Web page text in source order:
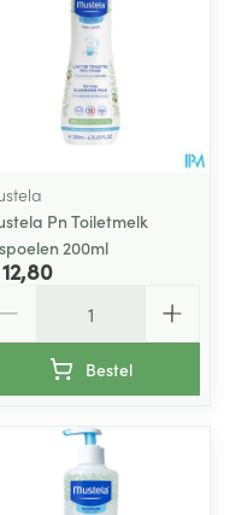
Pn Toiletmelk
200ml
Bestel